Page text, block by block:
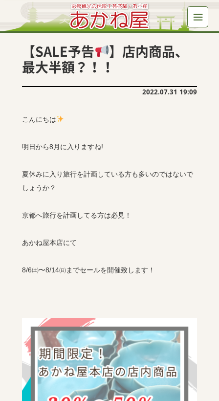
【SALE予告
】店内商品、
最大半額？！！
2022.07.31 19:09
こんにちは
明日から8月に入りますね!
夏休みに入り旅行を計画している方も多いのではないで
しょうか？
京都へ旅行を計画してる方は必見！
あかね屋本店にて
8/6㈯〜8/14㈰までセールを開催致します！